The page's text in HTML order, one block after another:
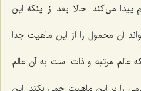
می‌کند. حالا بعد از اینکه این
آن محمول را از این ماهیت جدا
عالم مرتبه و ذات است به آن عالم